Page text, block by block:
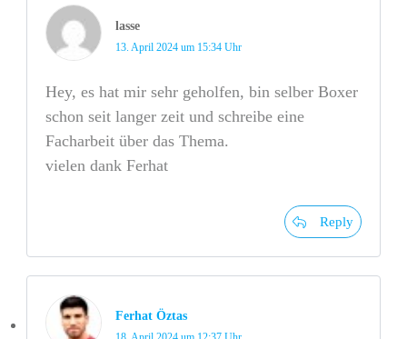
lasse
13. April 2024 um 15:34 Uhr
Hey, es hat mir sehr geholfen, bin selber Boxer
schon seit langer zeit und schreibe eine
Facharbeit über das Thema.
vielen dank Ferhat
Reply
Ferhat Öztas